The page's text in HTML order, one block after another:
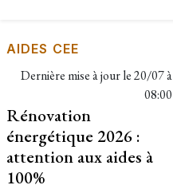
AIDES CEE
Dernière mise à jour le20/07 à
08:00
Rénovation
énergétique 2026 :
attention aux aides à
100%